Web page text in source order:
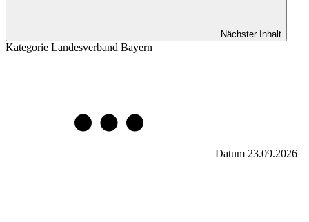
Nächster Inhalt
Kategorie Landesverband Bayern
Datum 23.09.2026